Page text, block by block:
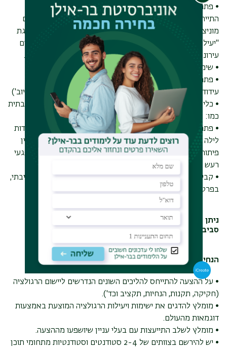
• פתרונות יצירתיים לצמצום בעיית הפסולת בישראל: למשל,
התייחסות לתחום האריזות-שימוש חוזר, הגדלת כמות, מנגנונים
מוניציפליים לעידוד צמצום פסולת במרחב העירוני/שכונתי, השגת
"יעילות פחמנית", פסולת בנייה, יוזמות לצמצום פסולת באירועים
עירוניים כמו פסטיבלים, אירועי ספורט והטמעתם לטווח הארוך.
• שימוש בכלי AI בעולם הרגולציה הסביבתית.
• פתרונות חקיקה/רגולציה לצמצום צריכה (כגון: מיסוי שקיות,
עידוד עסקים לצמצם חד"פ, מכרזי רכש ירוק למוסדות ציבור וכיוב')
• כלים רגולטוריים "רכים" לרתימת הציבור להתנהגות פרו-סביבתית
כמו: חיסכון באנרגיה, הפחתת פסולת, הפרדת פסולת וכד'.
• פתרונות לעיצוב מדיניות עירונית מוסדרת למתן היתרים לעבודות
לילה הכוללת קריטריונים למזעור מפגעים סביבתיים, או לחלופין
פיתוח מערכת פרוצדורלית יעילה לטיפול בתלונות ציבור על מפגעי
רעש ואור, הכוללת מנגנוני מדידה ואכיפה.
• קביעת מנגנונים שיבטיחו שרשויות מנגישות לציבור מידע סביבתי,
בפרט בנושאי אקלים.
ניתן להציע אתגרי מדיניות נוספים בתחום משפט ומדיניות
סביבתית.
הנחיות לכתיבת הצעת מדיניות:
• על ההצעה להתייחס להליכים השונים הנדרשים ליישום הרגולציה
(חקיקה, תקנות, הנחיות, תקציב וכד').
• מומלץ להדגים את ישימות ויעילות הרגולציה המוצעת באמצעות
דוגמאות מהעולם.
• מומלץ לשלב התייעצות עם בעלי עניין שיושפעו מההצעה.
• יש להירשם בצוותים של 2-4 סטודנטים וסטודנטיות מתחומי תוכן